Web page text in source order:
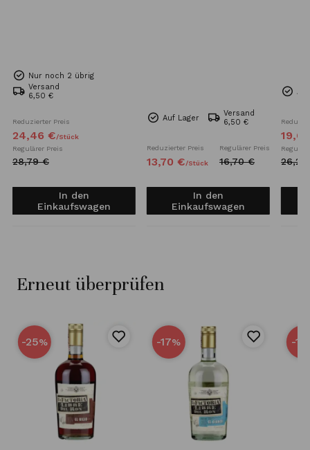
Nur noch 2 übrig
Versand
6,50 €
Reduzierter Preis
24,46 €/Stück
Regulärer Preis
28,79 €
In den
Einkaufswagen
Auf Lager
Versand
6,50 €
Reduzierter Preis
13,70 €/Stück
Regulärer Preis
16,70 €
In den
Einkaufswagen
19,67
26,23
Erneut überprüfen
-25% -17% -15